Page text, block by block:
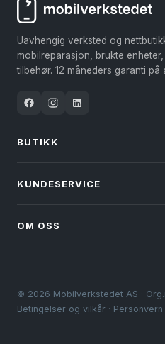
kan
produktsiden
Uavhengig verksted og
mobilreparasjon, brukte
tilbehør. 12 måneders garanti på
BUTIKK
KUNDESERVICE
OM OSS
© 2026 Mobilverkstedet AS ·
Betingelser og vilkår · Personvern